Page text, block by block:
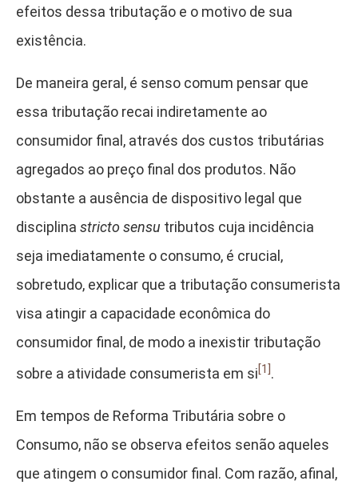
efeitos dessa tributação e o motivo de sua
existência.
De maneira geral, é senso comum pensar que
essa tributação recai indiretamente ao
consumidor final, através dos custos tributárias
agregados ao preço final dos produtos. Não
obstante a ausência de dispositivo legal que
disciplina stricto sensu tributos cuja incidência
seja imediatamente o consumo, é crucial,
sobretudo, explicar que a tributação consumerista
visa atingir a capacidade econômica do
consumidor final, de modo a inexistir tributação
sobre a atividade consumerista em si[1].
Em tempos de Reforma Tributária sobre o
Consumo, não se observa efeitos senão aqueles
que atingem o consumidor final. Com razão, afinal,